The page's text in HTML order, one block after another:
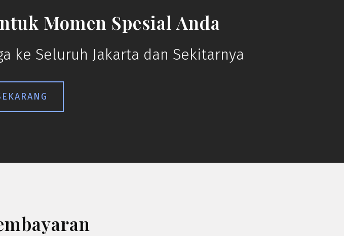
Momen Spesial Anda
ke Seluruh Jakarta dan Sekitarnya